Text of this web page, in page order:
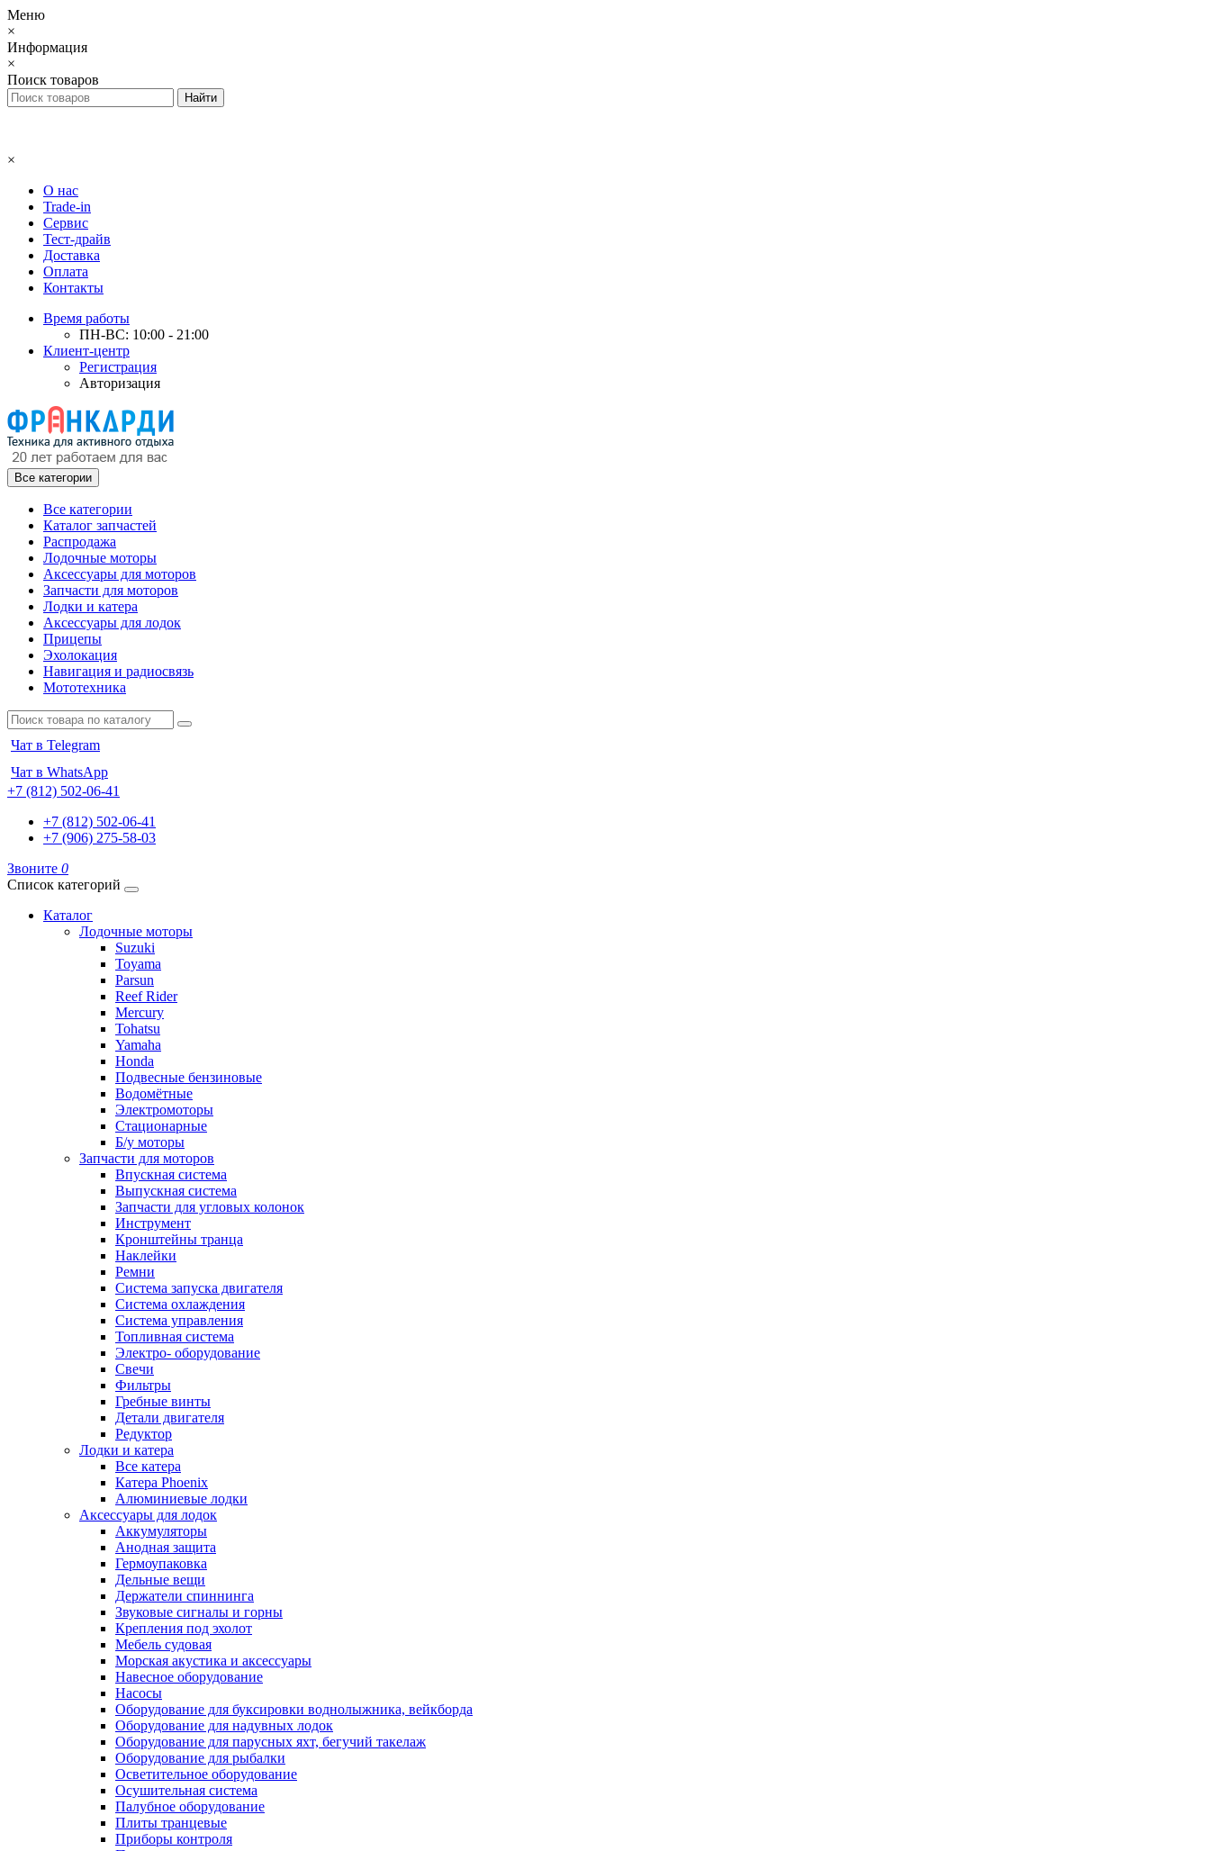
Меню
×
Информация
×
Поиск товаров
×
О нас
Trade-in
Сервис
Тест-драйв
Доставка
Оплата
Контакты
Время работы
ПН-ВС: 10:00 - 21:00
Клиент-центр
Регистрация
Авторизация
Все категории
Все категории
Каталог запчастей
Распродажа
Лодочные моторы
Аксессуары для моторов
Запчасти для моторов
Лодки и катера
Аксессуары для лодок
Прицепы
Эхолокация
Навигация и радиосвязь
Мототехника
Чат в Telegram
Чат в WhatsApp
+7 (812) 502-06-41
+7 (812) 502-06-41
+7 (906) 275-58-03
Звоните 0
Список категорий
Каталог
Лодочные моторы
Suzuki
Toyama
Parsun
Reef Rider
Mercury
Tohatsu
Yamaha
Honda
Подвесные бензиновые
Водомётные
Электромоторы
Стационарные
Б/у моторы
Запчасти для моторов
Впускная система
Выпускная система
Запчасти для угловых колонок
Инструмент
Кронштейны транца
Наклейки
Ремни
Система запуска двигателя
Система охлаждения
Система управления
Топливная система
Электро- оборудование
Свечи
Фильтры
Гребные винты
Детали двигателя
Редуктор
Лодки и катера
Все катера
Катера Phoenix
Алюминиевые лодки
Аксессуары для лодок
Аккумуляторы
Анодная защита
Гермоупаковка
Дельные вещи
Держатели спиннинга
Звуковые сигналы и горны
Крепления под эхолот
Мебель судовая
Морская акустика и аксессуары
Навесное оборудование
Насосы
Оборудование для буксировки воднолыжника, вейкборда
Оборудование для надувных лодок
Оборудование для парусных яхт, бегучий такелаж
Оборудование для рыбалки
Осветительное оборудование
Осушительная система
Палубное оборудование
Плиты транцевые
Приборы контроля